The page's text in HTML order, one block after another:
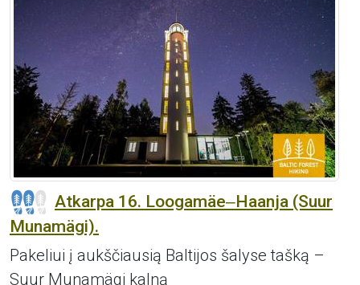
Atkarpa 16. Loogamäe‒Haanja (Suur
Munamägi).
Pakeliui į aukščiausią Baltijos šalyse tašką –
Suur Munamägi kalną